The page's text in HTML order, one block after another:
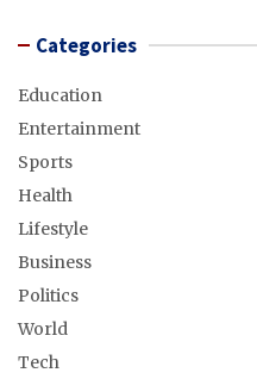
Categories
Education
Entertainment
Sports
Health
Lifestyle
Business
Politics
World
Tech